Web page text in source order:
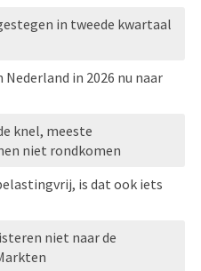
in tweede kwartaal
in 2026 nu naar
knel, meeste
niet rondkomen
is dat ook iets
niet naar de